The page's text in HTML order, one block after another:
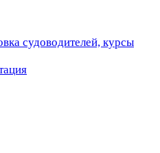
судоводителей, курсы